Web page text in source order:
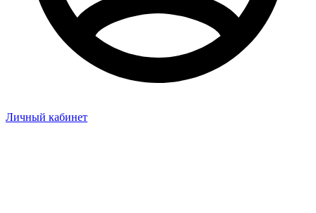
Личный кабинет